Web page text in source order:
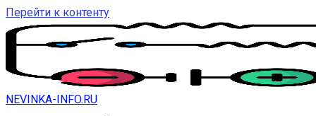
Перейти к контенту
NEVINKA-INFO.RU